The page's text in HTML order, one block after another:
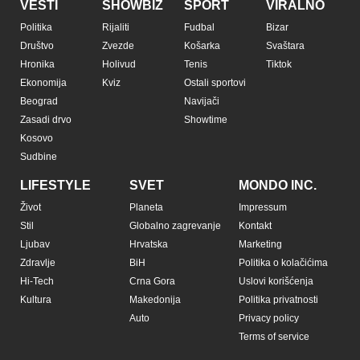
VESTI
Politika
Društvo
Hronika
Ekonomija
Beograd
Zasadi drvo
Kosovo
Sudbine
SHOWBIZ
Rijaliti
Zvezde
Holivud
Kviz
SPORT
Fudbal
Košarka
Tenis
Ostali sportovi
Navijači
Showtime
VIRALNO
Bizar
Svaštara
Tiktok
LIFESTYLE
Život
Stil
Ljubav
Zdravlje
Hi-Tech
Kultura
SVET
Planeta
Globalno zagrevanje
Hrvatska
BiH
Crna Gora
Makedonija
Auto
MONDO INC.
Impressum
Kontakt
Marketing
Politika o kolačićima
Uslovi korišćenja
Politika privatnosti
Privacy policy
Terms of service